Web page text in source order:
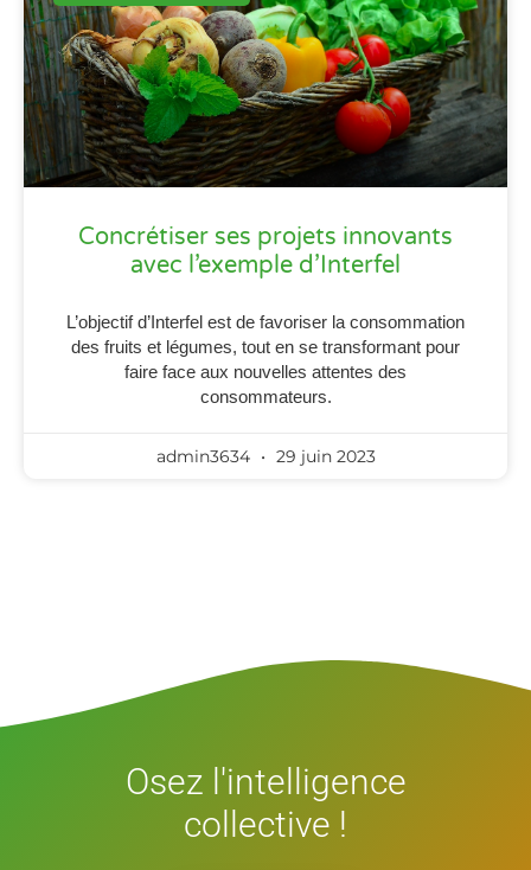
Concrétiser ses projets innovants
avec l’exemple d’Interfel
L’objectif d’Interfel est de favoriser la consommation
des fruits et légumes, tout en se transformant pour
faire face aux nouvelles attentes des
consommateurs.
admin3634 29 juin 2023
Osez l'intelligence
collective !